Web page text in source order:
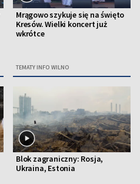
Mrągowo szykuje się na święto
Kresów. Wielki koncert już
wkrótce
TEMATY INFO WILNO
Blok zagraniczny: Rosja,
Ukraina, Estonia